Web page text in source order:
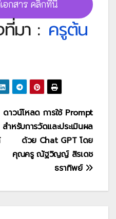
อกสาร คลิกที่นี่
มา : ครูต้น
ดาวน์โหลด การใช้ Prompt
สำหรับการวัดและประเมินผล
ด้วย Chat GPT โดย
คุณครู ณัฐวิญญ์ สิรเดช
ธราทิพย์